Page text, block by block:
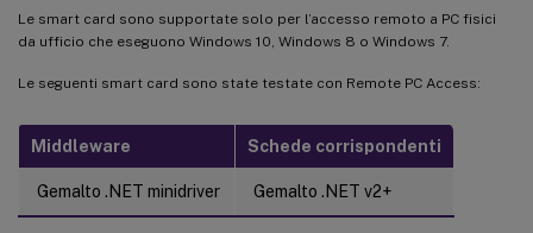
Le smart card sono supportate solo per l’accesso remoto a PC fisici
da ufficio che eseguono Windows 10, Windows 8 o Windows 7.
Le seguenti smart card sono state testate con Remote PC Access:
Middleware Schede corrispondenti
Gemalto .NET minidriver Gemalto .NET v2+